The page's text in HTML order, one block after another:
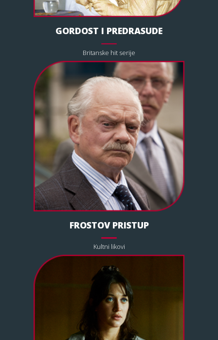
GORDOST I PREDRASUDE
Britanske hit serije
FROSTOV PRISTUP
Kultni likovi